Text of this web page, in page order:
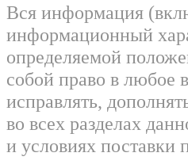
Вся информация
информационный
определяемой
собой право в любое
исправлять,
во всех разделах
и условиях поставки